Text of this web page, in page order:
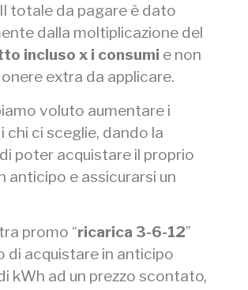
totale da pagare è dato
dalla moltiplicazione del
incluso x i consumi e non
onere extra da applicare.
voluto aumentare i
chi ci sceglie, dando la
poter acquistare il proprio
anticipo e assicurarsi un
promo “ricarica 3-6-12”
di acquistare in anticipo
kWh ad un prezzo scontato,